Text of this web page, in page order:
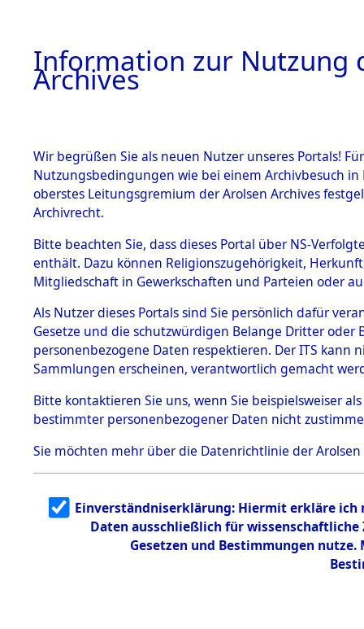
BESTÄNDE
1.
mente
5. Verschiedenes
5.3
Todesmärsche
5.3.1 Alliierte
Erhebungen
zu
Todesmärsch
en
5.3.2
g
5.3.3
Todesmärsch
Information zur Nutzung
Archives
Wir begrüßen Sie als neuen Nutzer unseres Portals!
Nutzungsbedingungen wie bei einem Archivbesuch
oberstes Leitungsgremium der Arolsen Archives
Archivrecht.
Bitte beachten Sie, dass dieses Portal über NS-
enthält. Dazu können Religionszugehörigkeit,
Mitgliedschaft in Gewerkschaften und Parteien oder
Als Nutzer dieses Portals sind Sie persönlich dafür
Gesetze und die schutzwürdigen Belange Dritter
personenbezogene Daten respektieren. Der ITS
Sammlungen erscheinen, verantwortlich gemacht
Bitte kontaktieren Sie uns, wenn Sie beispielsweiser
bestimmter personenbezogener Daten nicht
Sie möchten mehr über die Datenrichtlinie der Arolsen
Einverständniserklärung: Hiermit erkläre ich
Daten ausschließlich für
Gesetzen und Bestimmungen